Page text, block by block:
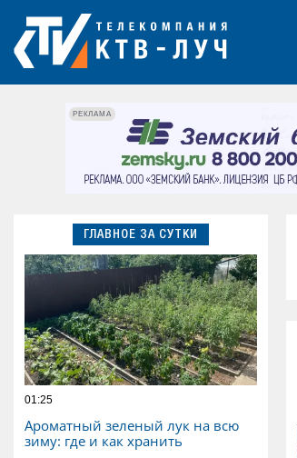
РЕКЛАМА
ГЛАВНОЕ ЗА СУТКИ
01:25
Ароматный зеленый лук на всю
зиму: где и как хранить